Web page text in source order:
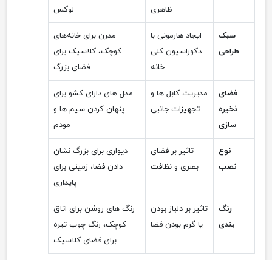
ظاهری
لوکس
سبک
طراحی
ایجاد هارمونی با
دکوراسیون کلی
خانه
مدرن برای خانه‌های
کوچک، کلاسیک برای
فضای بزرگ
فضای
ذخیره
سازی
مدیریت کابل ها و
تجهیزات جانبی
مدل های دارای کشو برای
پنهان کردن سیم ها و
مودم
نوع
نصب
تاثیر بر فضای
بصری و نظافت
دیواری برای بزرگ نشان
دادن فضا، زمینی برای
پایداری
رنگ
بندی
تاثیر بر دلباز بودن
یا گرم بودن فضا
رنگ های روشن برای اتاق
کوچک، رنگ چوب تیره
برای فضای کلاسیک